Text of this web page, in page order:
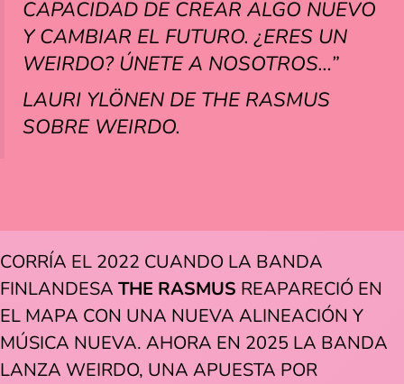
CAPACIDAD DE CREAR ALGO NUEVO
Y CAMBIAR EL FUTURO. ¿ERES UN
WEIRDO? ÚNETE A NOSOTROS…”
LAURI YLÖNEN DE THE RASMUS
SOBRE WEIRDO.
CORRÍA EL 2022 CUANDO LA BANDA
FINLANDESA THE RASMUS REAPARECIÓ EN
EL MAPA CON UNA NUEVA ALINEACIÓN Y
MÚSICA NUEVA. AHORA EN 2025 LA BANDA
LANZA WEIRDO, UNA APUESTA POR